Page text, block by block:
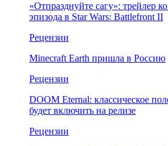
«Отпразднуйте сагу»: трейлер
эпизода в Star Wars: Battlefront II
Рецензии
Minecraft Earth пришла в Россию
Рецензии
DOOM Eternal: классическое
будет включить на релизе
Рецензии